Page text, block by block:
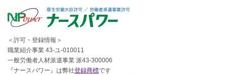
＜許可・登録情報＞
職業紹介事業 43-ユ-010011
一般労働者人材派遣事業 派43-300006
『ナースパワー』は弊社登録商標です